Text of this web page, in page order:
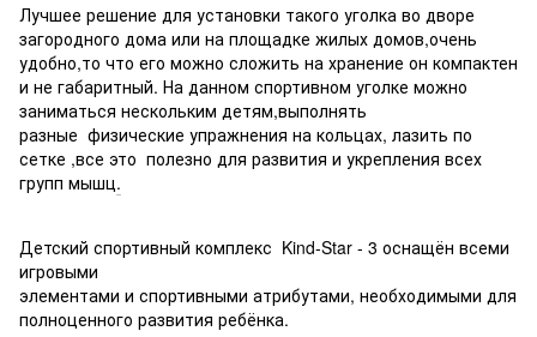
Лучшее решение для установки такого уголка во дворе
загородного дома или на площадке жилых домов,очень
удобно,то что его можно сложить на хранение он компактен
и не габаритный. На данном спортивном уголке можно
заниматься нескольким детям,выполнять
разные физические упражнения на кольцах, лазить по
сетке ,все это полезно для развития и укрепления всех
групп мышц.
Детский спортивный комплекс Kind-Star - 3 оснащён всеми
игровыми
элементами и спортивными атрибутами, необходимыми для
полноценного развития ребёнка.